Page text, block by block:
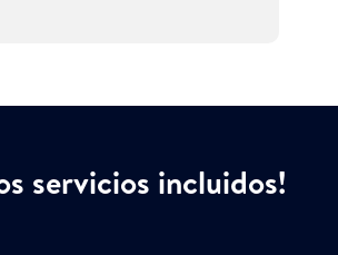
servicios incluidos!